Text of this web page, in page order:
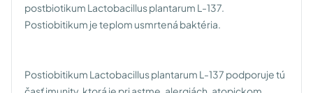
postbiotikum Lactobacillus plantarum L-137.
Postiobitikum je teplom usmrtená baktéria.
Postiobitikum Lactobacillus plantarum L-137 podporuje tú